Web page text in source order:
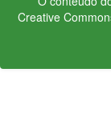
Creative